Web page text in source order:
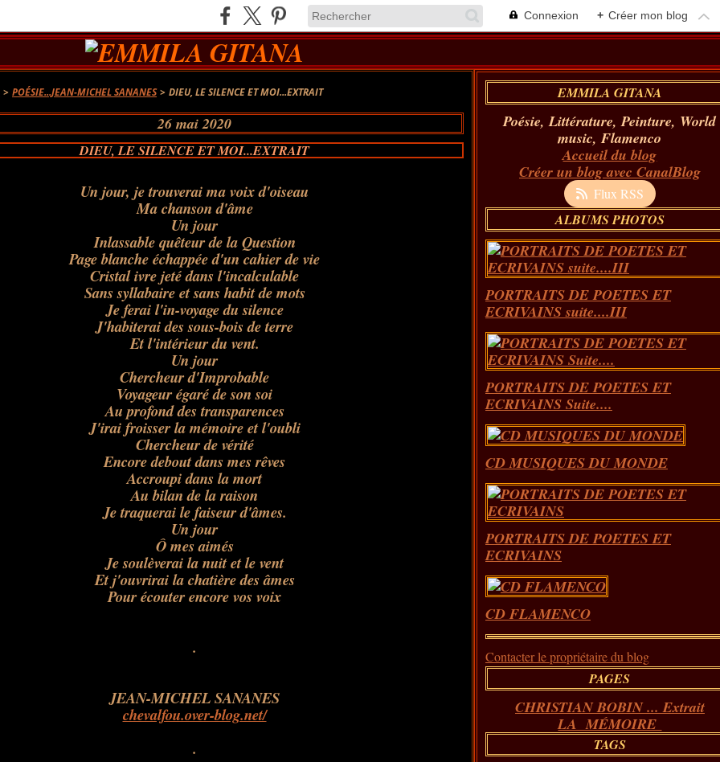
Connexion + Créer mon blog
> POÉSIE...JEAN-MICHEL SANANES > DIEU, LE SILENCE ET MOI...EXTRAIT
26 mai 2020
DIEU, LE SILENCE ET MOI...EXTRAIT
Un jour, je trouverai ma voix d'oiseau
Ma chanson d'âme
Un jour
Inlassable quêteur de la Question
Page blanche échappée d'un cahier de vie
Cristal ivre jeté dans l'incalculable
Sans syllabaire et sans habit de mots
Je ferai l'in-voyage du silence
J'habiterai des sous-bois de terre
Et l'intérieur du vent.
Un jour
Chercheur d'Improbable
Voyageur égaré de son soi
Au profond des transparences
J'irai froisser la mémoire et l'oubli
Chercheur de vérité
Encore debout dans mes rêves
Accroupi dans la mort
Au bilan de la raison
Je traquerai le faiseur d'âmes.
Un jour
Ô mes aimés
Je soulèverai la nuit et le vent
Et j'ouvrirai la chatière des âmes
Pour écouter encore vos voix
.
JEAN-MICHEL SANANES
chevalfou.over-blog.net/
.
EMMILA GITANA
Poésie, Littérature, Peinture, World
music, Flamenco
Accueil du blog
Créer un blog avec CanalBlog
Flux RSS
ALBUMS PHOTOS
PORTRAITS DE POETES ET
ECRIVAINS suite....III
PORTRAITS DE POETES ET
ECRIVAINS Suite....
CD MUSIQUES DU MONDE
PORTRAITS DE POETES ET
ECRIVAINS
CD FLAMENCO
Contacter le propriétaire du blog
PAGES
CHRISTIAN BOBIN ... Extrait
LA MÉMOIRE
TAGS